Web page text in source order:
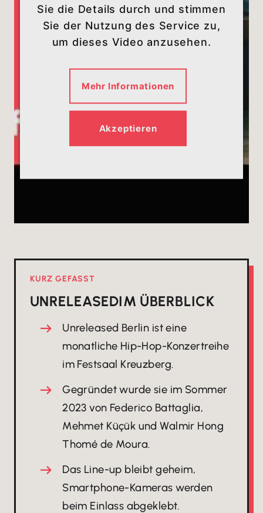
Sie die Details durch und stimmen
Sie der Nutzung des Service zu,
um dieses Video anzusehen.
Mehr Informationen
Akzeptieren
KURZ GEFASST
UNRELEASEDIM ÜBERBLICK
Unreleased Berlin ist eine
monatliche Hip-Hop-Konzertreihe
im Festsaal Kreuzberg.
Gegründet wurde sie im Sommer
2023 von Federico Battaglia,
Mehmet Küçük und Walmir Hong
Thomé de Moura.
Das Line-up bleibt geheim,
Smartphone-Kameras werden
beim Einlass abgeklebt.